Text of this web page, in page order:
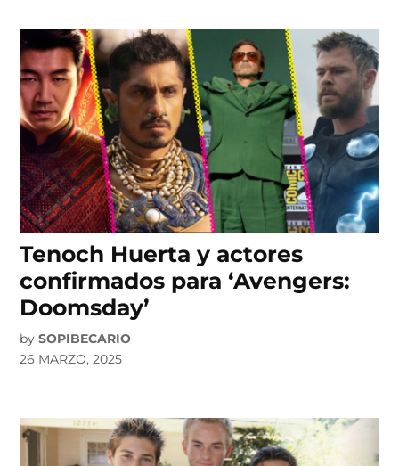
Tenoch Huerta y actores
confirmados para ‘Avengers:
Doomsday’
by SOPIBECARIO
26 MARZO, 2025